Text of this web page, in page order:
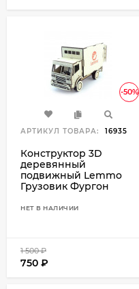
-50%
АРТИКУЛ ТОВАРА: 16935
Конструктор 3D
деревянный
подвижный Lemmo
Грузовик Фургон
НЕТ В НАЛИЧИИ
1 500₽
750 ₽